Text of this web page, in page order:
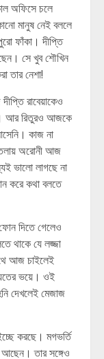
অফিসে চলে
মানুষ নেই বললে
ফাঁকা। দীপ্তি
সে খুব শৌখিন
তার নেশা!
রাবেয়াকেও
আর রিতুরও আজকে
কাজ না
অরোনী আজ
ভালো লাগছে না
করে কথা বলতে
দিতে গেলেও
থাকে যে লজ্জা
আজ চাইলেই
ভয়ে। ওই
দেখলেই মেজাজ
করছে। মগভর্তি
আছেন। তার সঙ্গেও